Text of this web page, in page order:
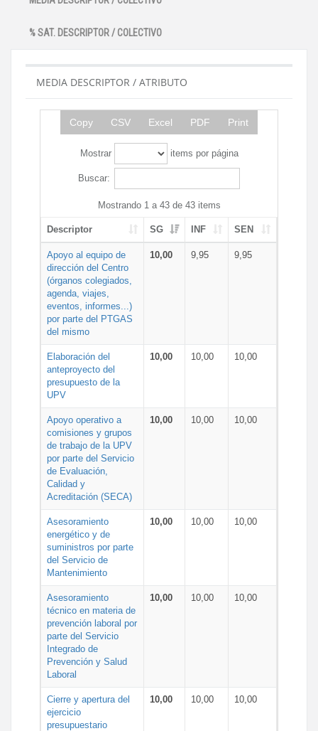
% SAT. DESCRIPTOR / COLECTIVO
MEDIA DESCRIPTOR / ATRIBUTO
Copy CSV Excel PDF Print
Mostrar items por página
Buscar:
Mostrando 1 a 43 de 43 items
Descriptor SG INF SEN
Apoyo al equipo de
dirección del Centro
(órganos colegiados,
agenda, viajes,
eventos, informes...)
por parte del PTGAS
del mismo
10,00 9,95 9,95
Elaboración del
anteproyecto del
presupuesto de la
UPV
10,00 10,00 10,00
Apoyo operativo a
comisiones y grupos
de trabajo de la UPV
por parte del Servicio
de Evaluación,
Calidad y
Acreditación (SECA)
10,00 10,00 10,00
Asesoramiento
energético y de
suministros por parte
del Servicio de
Mantenimiento
10,00 10,00 10,00
Asesoramiento
técnico en materia de
prevención laboral por
parte del Servicio
Integrado de
Prevención y Salud
Laboral
10,00 10,00 10,00
Cierre y apertura del
ejercicio
presupuestario
10,00 10,00 10,00